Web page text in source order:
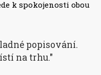
k spokojenosti obou
popisování.
na trhu."